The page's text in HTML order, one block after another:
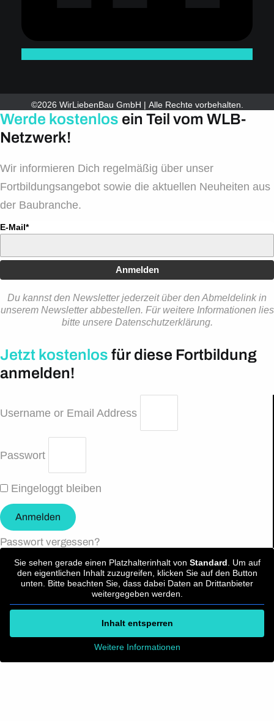
©2026 WirLiebenBau GmbH | Alle Rechte vorbehalten.
Werde kostenlos ein Teil vom WLB-
Netzwerk!
Wir informieren Dich regelmäßig über unser
Fortbildungsangebot sowie die aktuellen Neuheiten aus
der Baubranche.
E-Mail*
Anmelden
Du kannst den Newsletter jederzeit über den Abmeldelink in
unserem Newsletter abbestellen. Für weitere Informationen lies
bitte unsere Datenschutzerklärung.
Jetzt kostenlos für diese Fortbildung
anmelden!
Username or Email Address
Passwort
Eingeloggt bleiben
Anmelden
Passwort vergessen?
Sie sehen gerade einen Platzhalterinhalt von Standard . Um auf
den eigentlichen Inhalt zuzugreifen, klicken Sie auf den Button
unten. Bitte beachten Sie, dass dabei Daten an Drittanbieter
weitergegeben werden.
Inhalt entsperren
Weitere Informationen